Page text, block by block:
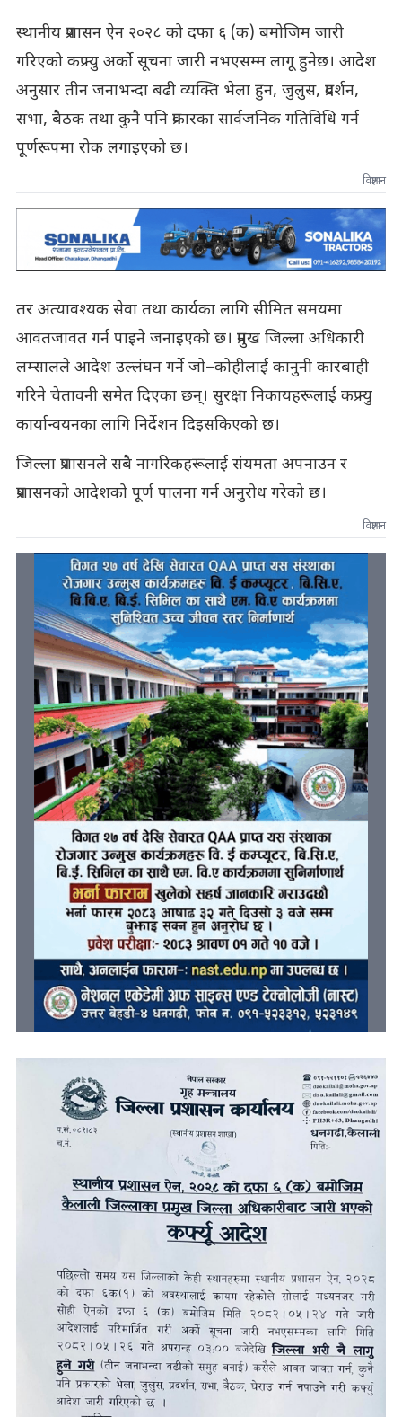
स्थानीय प्रशासन ऐन २०२८ को दफा ६ (क) बमोजिम जारी
गरिएको कफ्र्यु अर्को सूचना जारी नभएसम्म लागू हुनेछ। आदेश
अनुसार तीन जनाभन्दा बढी व्यक्ति भेला हुन, जुलुस, प्रदर्शन,
सभा, बैठक तथा कुनै पनि प्रकारका सार्वजनिक गतिविधि गर्न
पूर्णरूपमा रोक लगाइएको छ।
विज्ञापन
तर अत्यावश्यक सेवा तथा कार्यका लागि सीमित समयमा
आवतजावत गर्न पाइने जनाइएको छ। प्रमुख जिल्ला अधिकारी
लम्सालले आदेश उल्लंघन गर्ने जो–कोहीलाई कानुनी कारबाही
गरिने चेतावनी समेत दिएका छन्। सुरक्षा निकायहरूलाई कफ्र्यु
कार्यान्वयनका लागि निर्देशन दिइसकिएको छ।
जिल्ला प्रशासनले सबै नागरिकहरूलाई संयमता अपनाउन र
प्रशासनको आदेशको पूर्ण पालना गर्न अनुरोध गरेको छ।
विज्ञापन